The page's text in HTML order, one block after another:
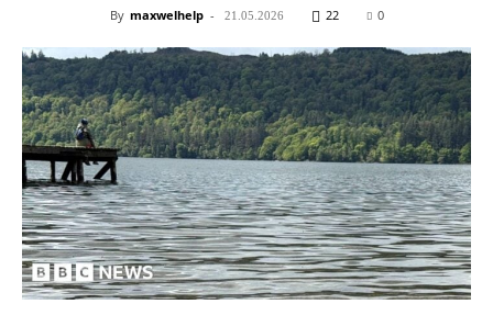
By maxwelhelp - 21.05.2026 22 0